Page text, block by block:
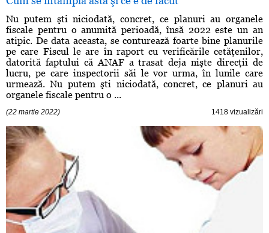
Nu putem şti niciodată, concret, ce planuri au organele
fiscale pentru o anumită perioadă, însă 2022 este un an
atipic. De data aceasta, se conturează foarte bine planurile
pe care Fiscul le are în raport cu verificările cetăţenilor,
datorită faptului că ANAF a trasat deja nişte direcţii de
lucru, pe care inspectorii săi le vor urma, în lunile care
urmează. Nu putem şti niciodată, concret, ce planuri au
organele fiscale pentru o ...
(22 martie 2022) 1418 vizualizări